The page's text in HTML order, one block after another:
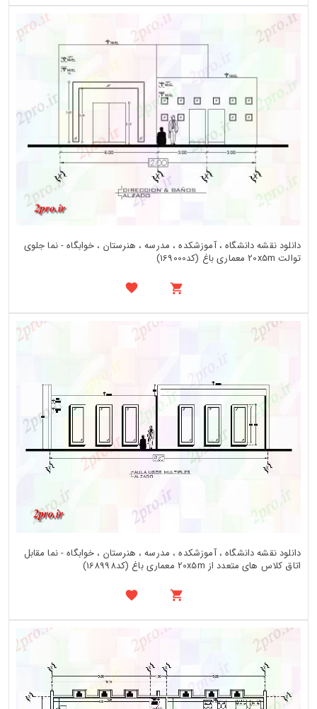
دانلود نقشه دانشگاه ، آموزشکده ، مدرسه ، هنرستان ، خوابگاه - نما جلوی
توالت 20x5m معماری باغ (کد169000)
دانلود نقشه دانشگاه ، آموزشکده ، مدرسه ، هنرستان ، خوابگاه - نما مقابل
اتاق کلاس های متعدد از 20x5m معماری باغ (کد168998)